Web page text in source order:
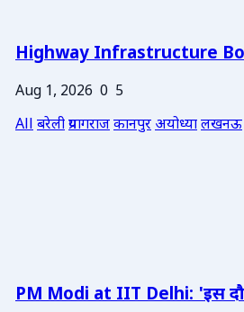
Highway Infrastructure
Aug 1, 2026 0 5
Allबरेलीप्रयागराजकानपुरअयोध्यालखनऊ
PM Modi at IIT Delhi: 'इस